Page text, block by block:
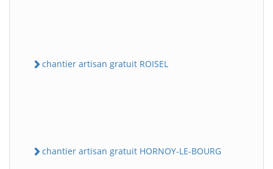
chantier artisan gratuit ROISEL
chantier artisan gratuit HORNOY-LE-BOURG